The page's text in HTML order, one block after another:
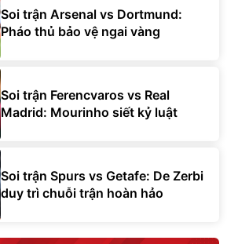
Soi trận Arsenal vs Dortmund:
Pháo thủ bảo vệ ngai vàng
Soi trận Ferencvaros vs Real
Madrid: Mourinho siết kỷ luật
Soi trận Spurs vs Getafe: De Zerbi
duy trì chuỗi trận hoàn hảo